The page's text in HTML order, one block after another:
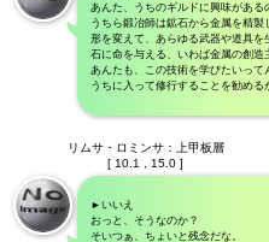
あんた、うちのギルドに興味がある
うちら鍛冶師は鉱石から金属を精製
形を変えて、あらゆる武器や道具を
石に命を与える、いわば金属の創造
あんたも、この技術を学びたいって
うちに入って修行することを勧め
リムサ・ロミンサ：上甲板層
[ 10.1 , 15.0 ]
►いいえ
おっと、そうなのか？
そいつぁ、ちょいと残念だな。